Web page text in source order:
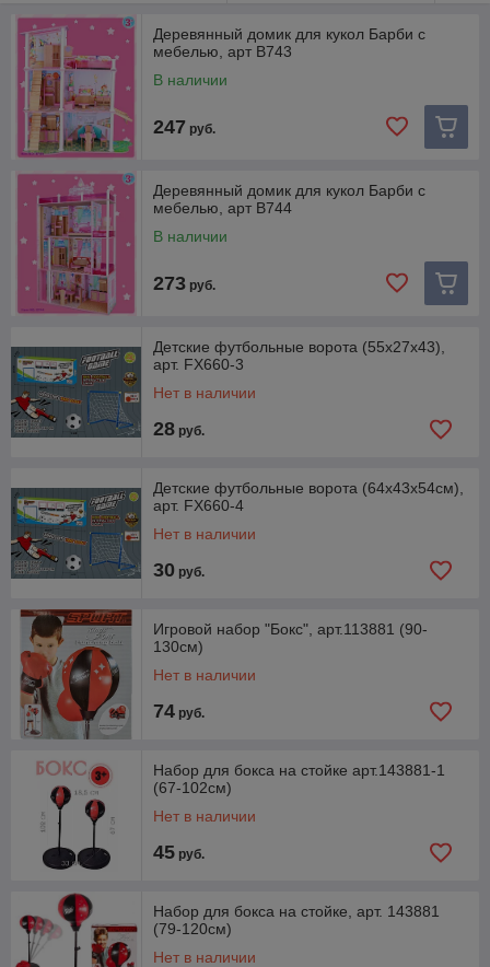
Деревянный домик для кукол Барби с
мебелью, арт B743
В наличии
247 руб.
Деревянный домик для кукол Барби с
мебелью, арт B744
В наличии
273 руб.
Детские футбольные ворота (55х27х43),
арт. FX660-3
Нет в наличии
28 руб.
Детские футбольные ворота (64х43х54см),
арт. FX660-4
Нет в наличии
30 руб.
Игровой набор "Бокс", арт.113881 (90-
130см)
Нет в наличии
74 руб.
Набор для бокса на стойке арт.143881-1
(67-102см)
Нет в наличии
45 руб.
Набор для бокса на стойке, арт. 143881
(79-120см)
Нет в наличии